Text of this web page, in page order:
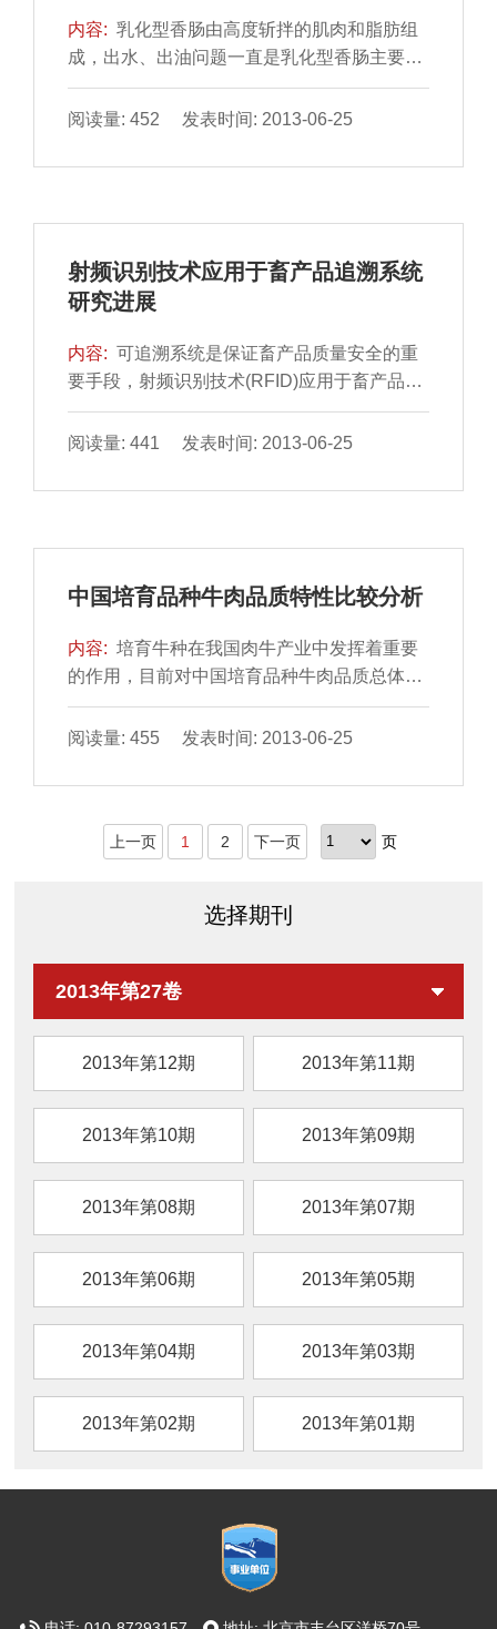
内容: 乳化型香肠由高度斩拌的肌肉和脂肪组
成，出水、出油问题一直是乳化型香肠主要的
质量问题。富含果胶等膳食纤维的柑橘类副产
物可以改善乳化型香肠的蒸煮品质，提高乳化
本文综述了柑橘类副产物改善乳化型香肠品质
制品品质的相关应用研究提供一定的指导。
阅读量: 452 发表时间: 2013-06-25
射频识别技术应用于畜产品追溯系统
研究进展
内容: 可追溯系统是保证畜产品质量安全的重
要手段，射频识别技术(RFID)应用于畜产品可
追溯系统的个体标识已经成为一种趋势。本文
阐述了利用RFID技术构建畜产品可追溯系统
绍了RFID技术的基本原理和特点，RFID技术
发达国家和地区可追溯制度建设和可追溯系统
应用现状，归结出RFID技术...
阅读量: 441 发表时间: 2013-06-25
中国培育品种牛肉品质特性比较分析
内容: 培育牛种在我国肉牛产业中发挥着重要
的作用，目前对中国培育品种牛肉品质总体情
况进行研究的文章未见报道。了解培育品种牛
肉的肉质总体状况，对我国牛种的选育、合理
作用。本文对目前国内关于培育品种牛肉品质
差，结合我国的牛肉生产现状以及肉牛产业的
阅读量: 455 发表时间: 2013-06-25
上一页 1 2 下一页 页
选择期刊
2013年第27卷
2013年第12期 2013年第11期
2013年第10期 2013年第09期
2013年第08期 2013年第07期
2013年第06期 2013年第05期
2013年第04期 2013年第03期
2013年第02期 2013年第01期